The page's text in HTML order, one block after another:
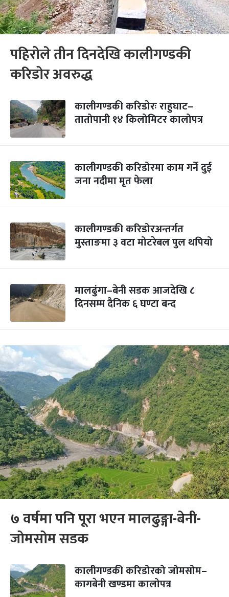
पहिरोले तीन दिनदेखि कालीगण्डकी
करिडोर अवरुद्ध
कालीगण्डकी करिडोरः राहुघाट–
तातोपानी १४ किलोमिटर कालोपत्र
कालीगण्डकी करिडोरमा काम गर्ने दुई
जना नदीमा मृत फेला
कालीगण्डकी करिडोरअन्तर्गत
मुस्ताङमा ३ वटा मोटरेबल पुल थपियो
मालढुंगा–बेनी सडक आजदेखि ८
दिनसम्म दैनिक ६ घण्टा बन्द
७ वर्षमा पनि पूरा भएन मालढुङ्गा-बेनी-
जोमसोम सडक
कालीगण्डकी करिडोरको जोमसोम–
कागबेनी खण्डमा कालोपत्र